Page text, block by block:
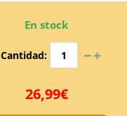
En stock
Cantidad:
26,99€